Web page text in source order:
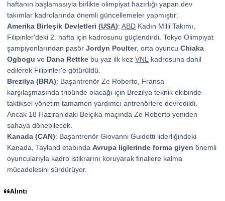
haftanın başlamasıyla birlikte olimpiyat hazırlığı yapan dev
takımlar kadrolarında önemli güncellemeler yapmıştır:
Amerika Birleşik Devletleri (USA): ABD Kadın Milli Takımı,
Filipinler'deki 2. hafta için kadrosunu güçlendirdi. Tokyo Olimpiyat
şampiyonlarından pasör Jordyn Poulter, orta oyuncu Chiaka
Ogbogu ve Dana Rettke bu yaz ilk kez VNL
kadrosuna dahil
edilerek Filipinler'e götürüldü.
Brezilya (BRA): Başantrenör Ze Roberto, Fransa
karşılaşmasında tribünde olacağı için Brezilya teknik ekibinde
taktiksel yönetim tamamen yardımcı antrenörlere devredildi.
Ancak 18 Haziran'daki Belçika maçında Ze Roberto yeniden
sahaya dönebilecek.
Kanada (CAN): Başantrenör Giovanni Guidetti liderliğindeki
Kanada, Tayland etabında Avrupa liglerinde forma giyen önemli
oyuncularıyla kadro istikrarını koruyarak finallere kalma
mücadelesini sürdürüyor.
Alıntı